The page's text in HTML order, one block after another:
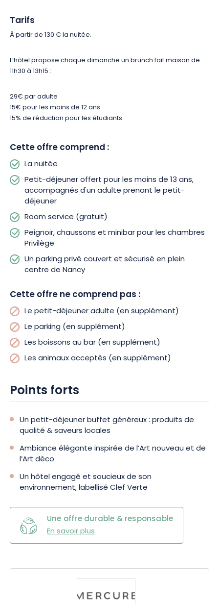
et architecturaux de la ville.
confort moderne, cet hôtel constitue une adresse idéale pour
explorer Nancy en toute sérénité. Réservez votre séjour et
Tarifs
À partir de 130 € la nuitée.
L’hôtel propose chaque dimanche un brunch fait maison de
11h30 à 13h15 :
29€ par adulte
15€ pour les moins de 12 ans
15% de réduction pour les étudiants.
Cette offre comprend :
La nuitée
Petit-déjeuner offert pour les moins de 13 ans,
accompagnés d'un adulte prenant le petit-
déjeuner
Room service (gratuit)
Peignoir, chaussons et minibar pour les chambres
Privilège
Un parking privé couvert et sécurisé en plein
centre de Nancy
Cette offre ne comprend pas :
Le petit-déjeuner adulte (en supplément)
Le parking (en supplément)
Les boissons au bar (en supplément)
Les animaux acceptés (en supplément)
Points forts
Un petit-déjeuner buffet généreux : produits de
qualité & saveurs locales
Ambiance élégante inspirée de l’Art nouveau et de
l’Art déco
Un hôtel engagé et soucieux de son
environnement, labellisé Clef Verte
Une offre durable & responsable
En savoir plus